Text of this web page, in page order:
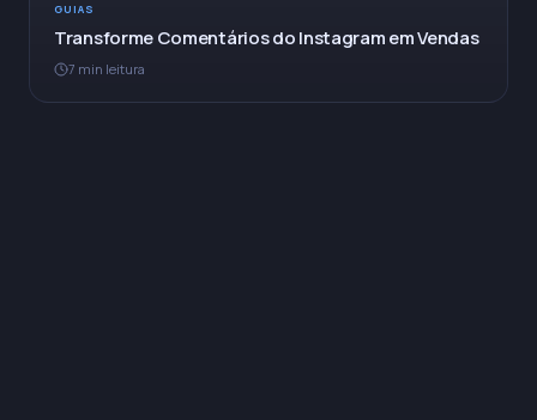
GUIAS
Transforme Comentários do Instagram em Vendas
7 min leitura